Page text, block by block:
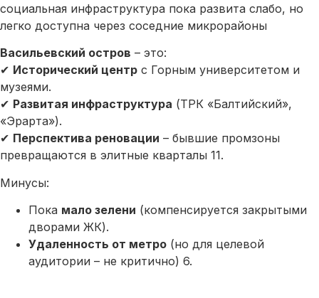
социальная инфраструктура пока развита слабо, но
легко доступна через соседние микрорайоны
Васильевский остров – это:
✔ Исторический центр с Горным университетом и
музеями.
✔ Развитая инфраструктура (ТРК «Балтийский»,
«Эрарта»).
✔ Перспектива реновации – бывшие промзоны
превращаются в элитные кварталы 11.
Минусы:
Пока мало зелени (компенсируется закрытыми
дворами ЖК).
Удаленность от метро (но для целевой
аудитории – не критично) 6.